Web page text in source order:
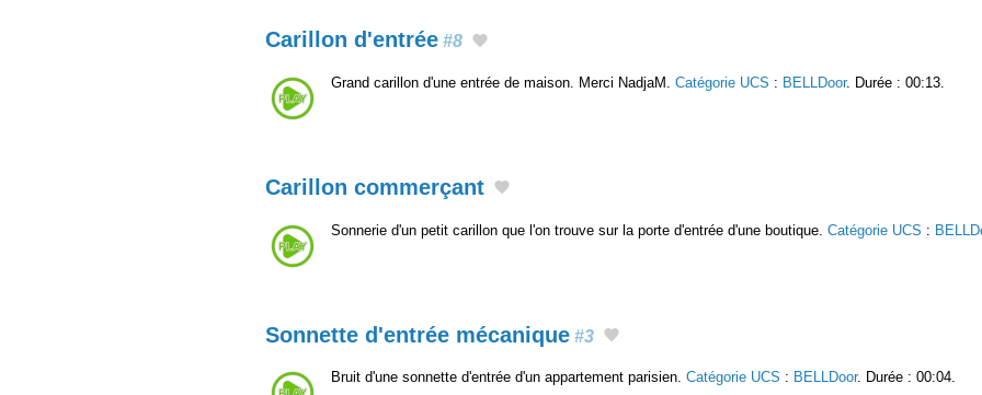
Carillon d'entrée #8
Grand carillon d'une entrée de maison. Merci NadjaM. Catégorie UCS : BELLDoor. Durée : 00:13.
Carillon commerçant
Sonnerie d'un petit carillon que l'on trouve sur la porte d'entrée d'une boutique. Catégorie UCS :
Sonnette d'entrée mécanique #3
Bruit d'une sonnette d'entrée d'un appartement parisien. Catégorie UCS : BELLDoor. Durée : 00:04.